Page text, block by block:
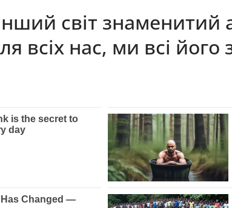
світ знаменитий
всіх нас, ми всі